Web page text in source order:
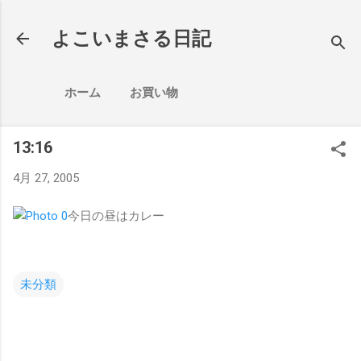
よこいまさる日記
ホーム お買い物
13:16
4月 27, 2005
今日の昼はカレー
未分類